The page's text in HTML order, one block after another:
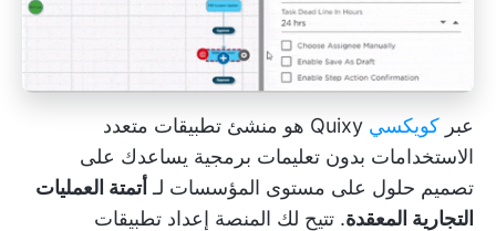
عبر كويكسي
Quixy هو منشئ تطبيقات متعدد
الاستخدامات بدون تعليمات برمجية يساعدك على
تصميم حلول على مستوى المؤسسات لـ أتمتة العمليات
التجارية المعقدة. تتيح لك المنصة إعداد تطبيقات